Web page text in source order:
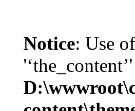
Notice: Use